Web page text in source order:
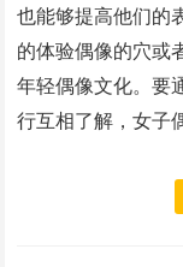
也能够提高他们的
的体验偶像的穴或
年轻偶像文化。要
行互相了解，女子